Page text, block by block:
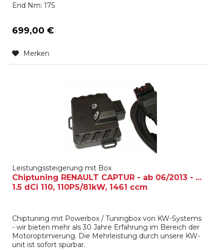
End Nm: 175
699,00 €
Merken
Leistungssteigerung mit Box
Chiptuning RENAULT CAPTUR - ab 06/2013 - ...
1.5 dCi 110, 110PS/81kW, 1461 ccm
Chiptuning mit Powerbox / Tuningbox von KW-Systems
- wir bieten mehr als 30 Jahre Erfahrung im Bereich der
Motoroptimierung. Die Mehrleistung durch unsere KW-
unit ist sofort spürbar.